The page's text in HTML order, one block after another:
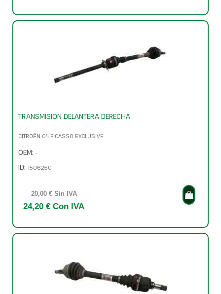
TRANSMISION DELANTERA DERECHA
CITROËN C4 PICASSO EXCLUSIVE
OEM: -
ID: 1506250
20,00 € Sin IVA
24,20 € Con IVA